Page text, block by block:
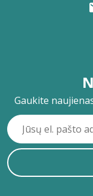
Gaukite